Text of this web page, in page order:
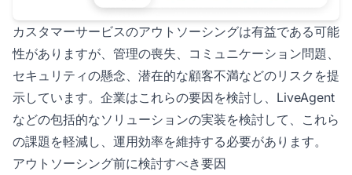
カスタマーサービスのアウトソーシングは有益である可能
性がありますが、管理の喪失、コミュニケーション問題、
セキュリティの懸念、潜在的な顧客不満などのリスクを提
示しています。企業はこれらの要因を検討し、LiveAgent
などの包括的なソリューションの実装を検討して、これら
の課題を軽減し、運用効率を維持する必要があります。
アウトソーシング前に検討すべき要因